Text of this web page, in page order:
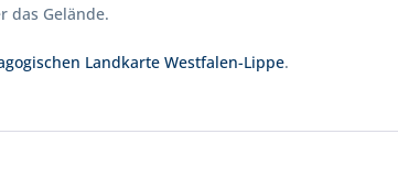
das Gelände.
Landkarte Westfalen-Lippe.